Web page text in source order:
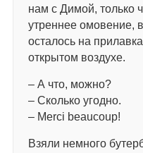
нам с Димой, только
утреннее омовение,
осталось на
открытом воздухе.
– А что, можно?
– Сколько угодно.
– Merci beaucoup!
Взяли немного